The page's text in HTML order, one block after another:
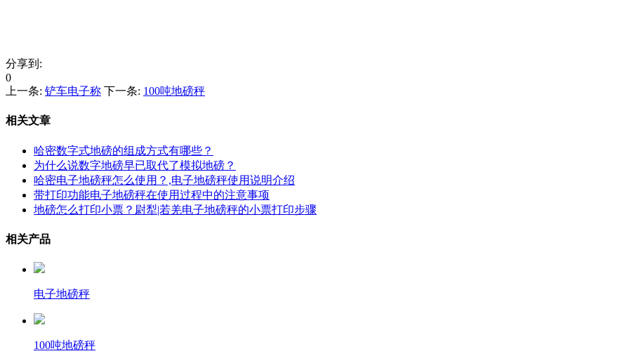
分享到:
0
上一条: 铲车电子称 下一条: 100吨地磅秤
相关文章
哈密数字式地磅的组成方式有哪些？
为什么说数字地磅早已取代了模拟地磅？
哈密电子地磅秤怎么使用？,电子地磅秤使用说明介绍
带打印功能电子地磅秤在使用过程中的注意事项
地磅怎么打印小票？尉犁|若羌电子地磅秤的小票打印步骤
相关产品
电子地磅秤
100吨地磅秤